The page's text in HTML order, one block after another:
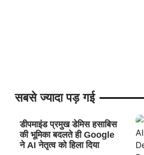
सबसे ज्यादा पड़ गई
डीपमाइंड प्रमुख डेमिस हसाबिस
की भूमिका बदलते ही Google
ने AI नेतृत्व को हिला दिया